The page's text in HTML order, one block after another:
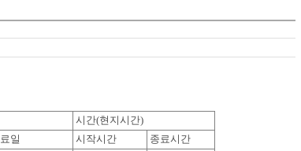
시간(현지시간)
일 시작시간
종료시간